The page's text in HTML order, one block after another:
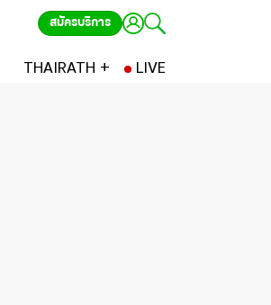
สมัครบริการ
THAIRATH + LIVE